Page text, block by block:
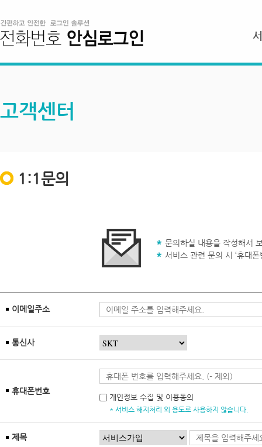
고객센터
1:1문의
문의하실 내용을 작성해서
서비스 관련 문의 시 ‘휴대
이메일주소
통신사
휴대폰번호
개인정보 수집 및 이용동의
* 서비스 해지처리 외 용도로 사용하지 않습니다.
제목